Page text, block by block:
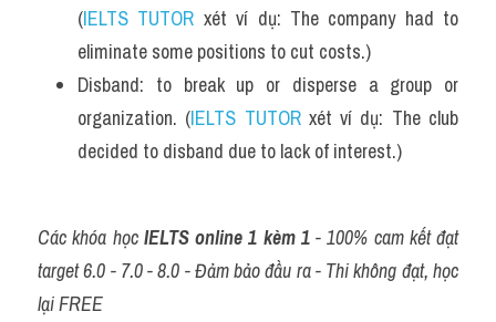
(IELTS TUTOR xét ví dụ: The company had to
eliminate some positions to cut costs.)
Disband: to break up or disperse a group or
organization. (IELTS TUTOR xét ví dụ: The club
decided to disband due to lack of interest.)
Các khóa học IELTS online 1 kèm 1 - 100% cam kết đạt
target 6.0 - 7.0 - 8.0 - Đảm bảo đầu ra - Thi không đạt, học
lại FREE